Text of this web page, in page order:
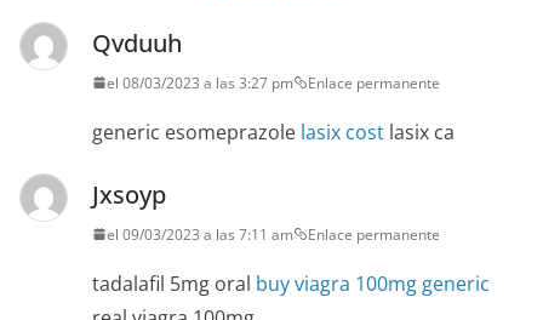
Qvduuh
el 08/03/2023 a las 3:27 pm Enlace permanente
generic esomeprazole lasix cost lasix ca
Jxsoyp
el 09/03/2023 a las 7:11 am Enlace permanente
tadalafil 5mg oral buy viagra 100mg generic